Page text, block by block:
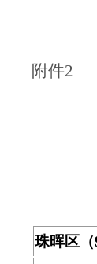
附件2
珠晖区（